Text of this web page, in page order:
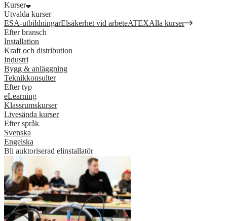
Kurser
Utvalda kurser
ESA-utbildningarElsäkerhet vid arbeteATEXAlla kurser
Efter bransch
Installation
Kraft och distribution
Industri
Bygg & anläggning
Teknikkonsulter
Efter typ
eLearning
Klassrumskurser
Livesända kurser
Efter språk
Svenska
Engelska
Bli auktoriserad elinstallatör